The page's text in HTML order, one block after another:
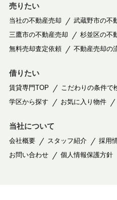
売りたい
当社の不動産売却
武蔵野市の不
三鷹市の不動産売却
杉並区の不
無料売却査定依頼
不動産売却の
借りたい
賃貸専門TOP こだわりの条件で
学区から探す
お気に入り物件
当社について
会社概要 スタッフ紹介 採用
お問い合わせ
個人情報保護方針